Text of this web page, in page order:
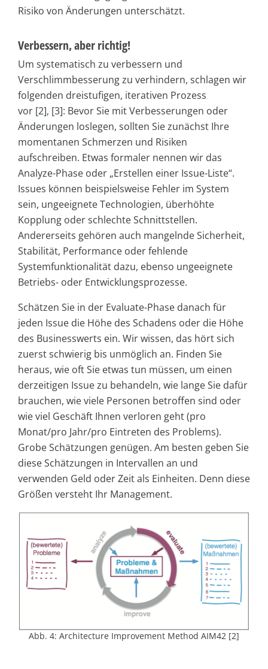
Risiko von Änderungen unterschätzt.
Verbessern, aber richtig!
Um systematisch zu verbessern und
Verschlimmbesserung zu verhindern, schlagen wir
folgenden dreistufigen, iterativen Prozess
vor [2], [3]: Bevor Sie mit Verbesserungen oder
Änderungen loslegen, sollten Sie zunächst Ihre
momentanen Schmerzen und Risiken
aufschreiben. Etwas formaler nennen wir das
Analyze-Phase oder „Erstellen einer Issue-Liste“.
Issues können beispielsweise Fehler im System
sein, ungeeignete Technologien, überhöhte
Kopplung oder schlechte Schnittstellen.
Andererseits gehören auch mangelnde Sicherheit,
Stabilität, Performance oder fehlende
Systemfunktionalität dazu, ebenso ungeeignete
Betriebs- oder Entwicklungsprozesse.
Schätzen Sie in der Evaluate-Phase danach für
jeden Issue die Höhe des Schadens oder die Höhe
des Businesswerts ein. Wir wissen, das hört sich
zuerst schwierig bis unmöglich an. Finden Sie
heraus, wie oft Sie etwas tun müssen, um einen
derzeitigen Issue zu behandeln, wie lange Sie dafür
brauchen, wie viele Personen betroffen sind oder
wie viel Geschäft Ihnen verloren geht (pro
Monat/pro Jahr/pro Eintreten des Problems).
Grobe Schätzungen genügen. Am besten geben Sie
diese Schätzungen in Intervallen an und
verwenden Geld oder Zeit als Einheiten. Denn diese
Größen versteht Ihr Management.
Abb. 4: Architecture Improvement Method AIM42 [2]